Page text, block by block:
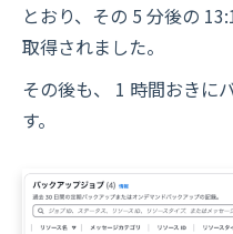
とおり、その 5 分後の
取得されました。
その後も、 1 時間おきに
す。